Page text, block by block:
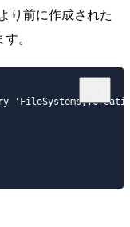
り前に作成された
。